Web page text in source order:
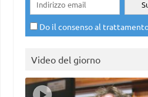
Do il consenso al
Video del giorno